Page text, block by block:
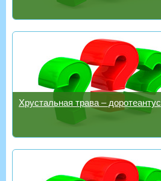
Хрустальная трава – доротеантус